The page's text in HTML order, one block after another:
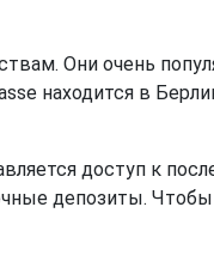
Они очень
находится в
доступ к
депозиты.